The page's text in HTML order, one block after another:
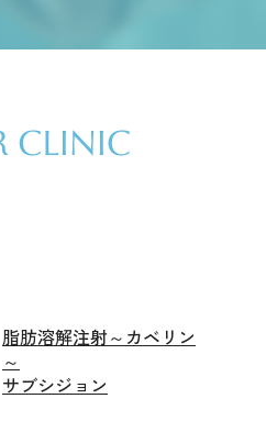
脂肪溶解注射～カベリン
～
サブシジョン